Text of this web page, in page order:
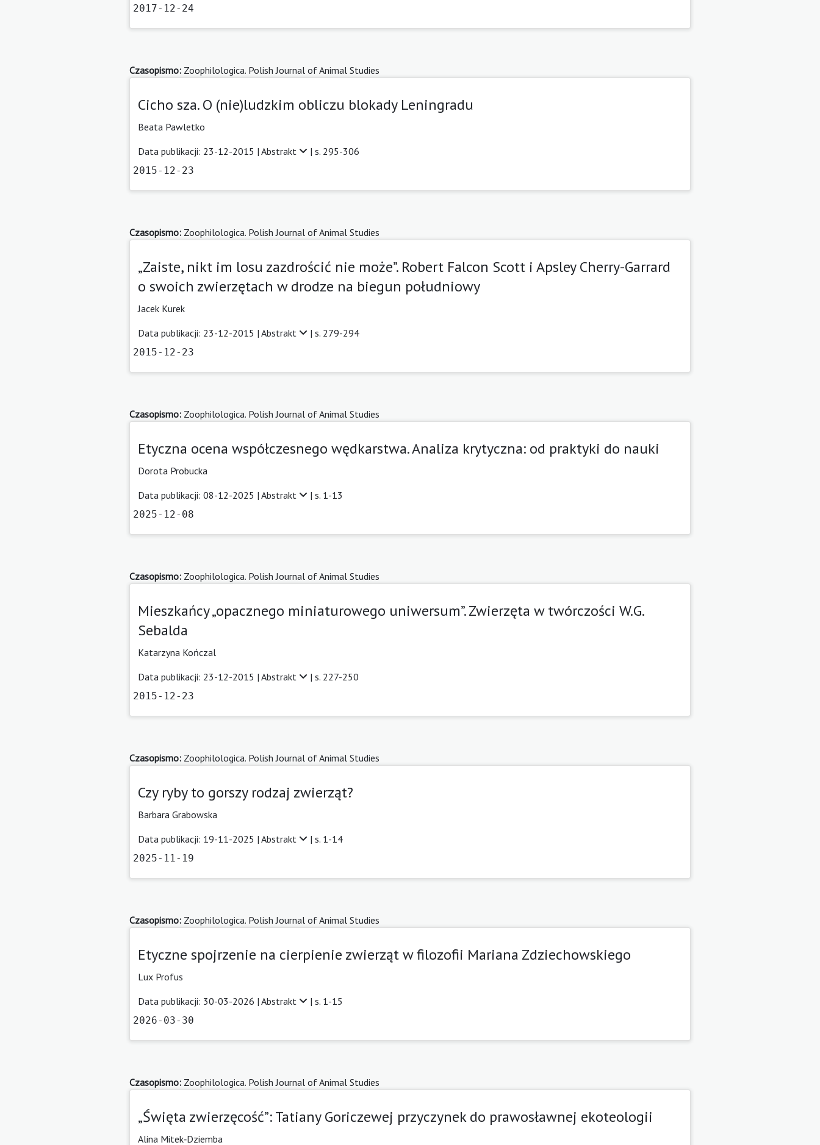
2017-12-24
Czasopismo: Zoophilologica. Polish Journal of Animal Studies
Cicho sza. O (nie)ludzkim obliczu blokady Leningradu
Beata Pawletko
Data publikacji: 23-12-2015 | Abstrakt | s. 295-306
2015-12-23
Czasopismo: Zoophilologica. Polish Journal of Animal Studies
„Zaiste, nikt im losu zazdrościć nie może”. Robert Falcon Scott i Apsley Cherry-Garrard
o swoich zwierzętach w drodze na biegun południowy
Jacek Kurek
Data publikacji: 23-12-2015 | Abstrakt | s. 279-294
2015-12-23
Czasopismo: Zoophilologica. Polish Journal of Animal Studies
Etyczna ocena współczesnego wędkarstwa. Analiza krytyczna: od praktyki do nauki
Dorota Probucka
Data publikacji: 08-12-2025 | Abstrakt | s. 1-13
2025-12-08
Czasopismo: Zoophilologica. Polish Journal of Animal Studies
Mieszkańcy „opacznego miniaturowego uniwersum”. Zwierzęta w twórczości W.G.
Sebalda
Katarzyna Kończal
Data publikacji: 23-12-2015 | Abstrakt | s. 227-250
2015-12-23
Czasopismo: Zoophilologica. Polish Journal of Animal Studies
Czy ryby to gorszy rodzaj zwierząt?
Barbara Grabowska
Data publikacji: 19-11-2025 | Abstrakt | s. 1-14
2025-11-19
Czasopismo: Zoophilologica. Polish Journal of Animal Studies
Etyczne spojrzenie na cierpienie zwierząt w filozofii Mariana Zdziechowskiego
Lux Profus
Data publikacji: 30-03-2026 | Abstrakt | s. 1-15
2026-03-30
Czasopismo: Zoophilologica. Polish Journal of Animal Studies
„Święta zwierzęcość”: Tatiany Goriczewej przyczynek do prawosławnej ekoteologii
Alina Mitek‑Dziemba